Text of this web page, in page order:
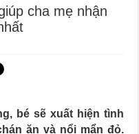
cha mẹ nhận
bé sẽ xuất hiện tình
ăn và nổi mẩn đỏ.